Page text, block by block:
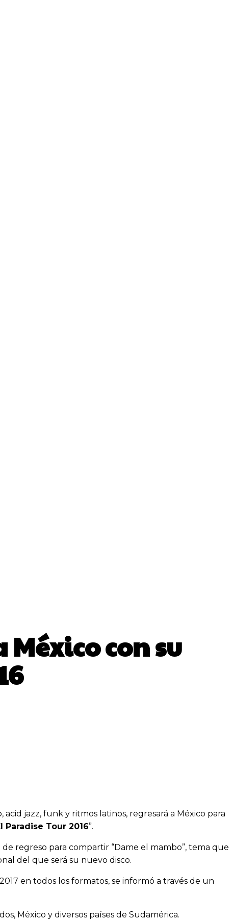
con su
jazz, funk y ritmos latinos, regresará a México para
Paradise Tour 2016”.
regreso para compartir “Dame el mambo”, tema que
del que será su nuevo disco.
en todos los formatos, se informó a través de un
México y diversos países de Sudamérica.